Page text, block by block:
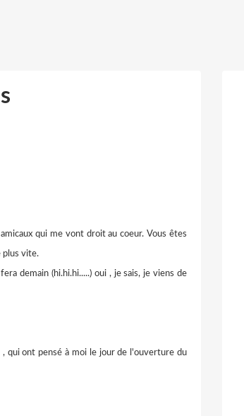
qui me vont droit au coeur. Vous êtes
plus vite.
demain (hi.hi.hi.....) oui , je sais, je viens de
qui ont pensé à moi le jour de l'ouverture du